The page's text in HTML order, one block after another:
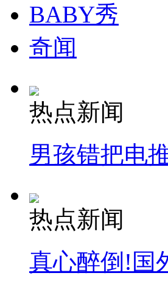
司机酒驾遇交警 急速倒车逃窜
BABY秀
奇闻
热点新闻
男孩错把电
热点新闻
真心醉倒!国